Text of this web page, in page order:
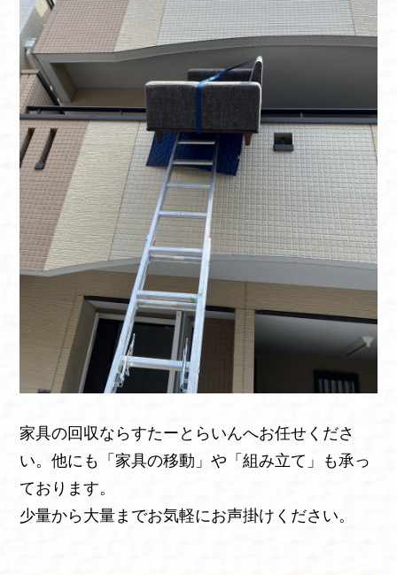
家具の回収ならすたーとらいんへお任せくださ
い。他にも「家具の移動」や「組み立て」も承っ
ております。
少量から大量までお気軽にお声掛けください。